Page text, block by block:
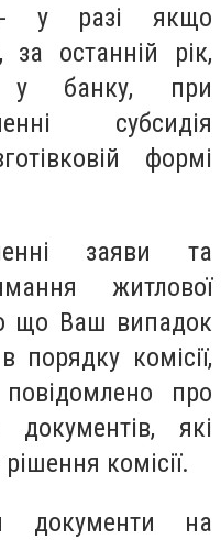
у разі якщо
останній рік,
у банку, при
субсидія
формі
заяви та
житлової
що Ваш випадок
порядку комісії,
про
документів, які
комісії.
документи на